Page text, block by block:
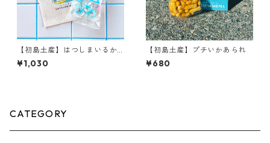
【初島土産】はつしまいるか
巾着入りキャンディ
¥1,030
【初島土産】プチいかあられ
¥680
CATEGORY